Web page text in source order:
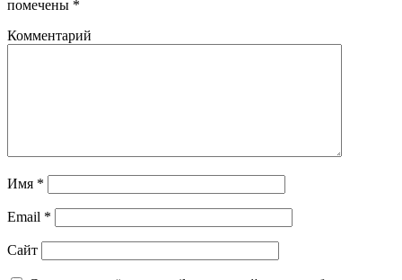
помечены *
Комментарий
Имя *
Email *
Сайт